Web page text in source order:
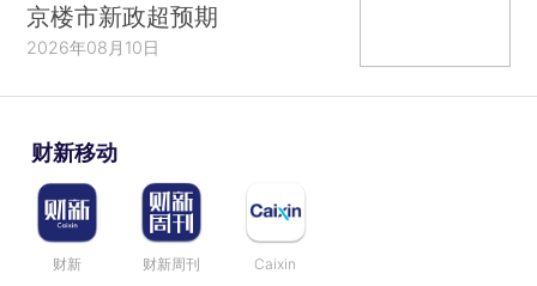
京楼市新政超预期
2026年08月10日
财新移动
财新 财新周刊 Caixin